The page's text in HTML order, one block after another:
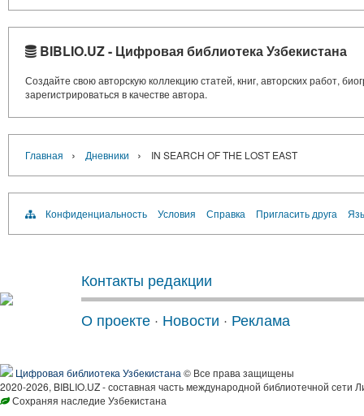
BIBLIO.UZ - Цифровая библиотека Узбекистана
Создайте свою авторскую коллекцию статей, книг, авторских работ,
зарегистрироваться в качестве автора.
Главная › Дневники › IN SEARCH OF THE LOST EAST
Конфиденциальность Условия Справка Пригласить друга
Контакты редакции
О проекте · Новости · Реклама
Цифровая библиотека Узбекистана © Все права защищены
2020-2026, BIBLIO.UZ - составная часть международной библиотечной сети
Сохраняя наследие Узбекистана